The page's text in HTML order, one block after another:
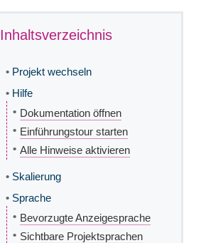
Inhaltsverzeichnis
• Projekt wechseln
• Hilfe
• Dokumentation öffnen
• Einführungstour starten
• Alle Hinweise aktivieren
• Skalierung
• Sprache
• Bevorzugte Anzeigesprache
• Sichtbare Projektsprachen